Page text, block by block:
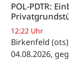
POL-PDTR:
12:22 Uhr
Birkenfeld
04.08.2026,